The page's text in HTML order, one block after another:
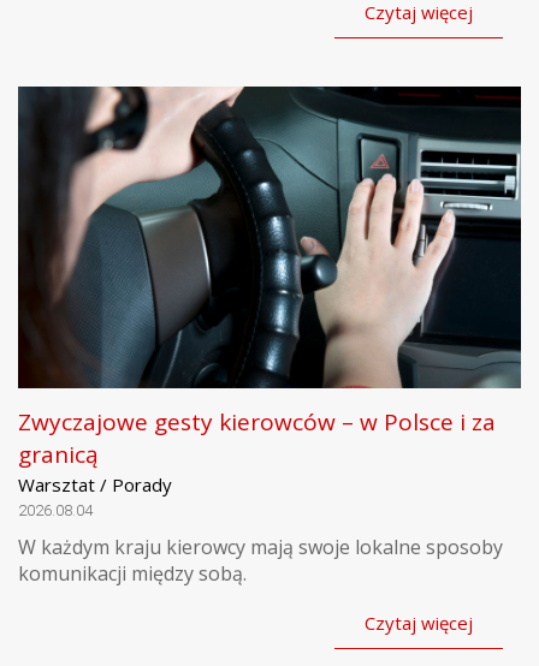
Czytaj więcej
Zwyczajowe gesty kierowców – w Polsce i za
granicą
Warsztat / Porady
2026.08.04
W każdym kraju kierowcy mają swoje lokalne sposoby
komunikacji między sobą.
Czytaj więcej